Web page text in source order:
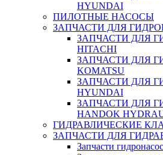
HYUNDAI
ПИЛОТНЫЕ НАСОСЫ
ЗАПЧАСТИ ДЛЯ
ЗАПЧАСТИ ДЛЯ
HITACHI
ЗАПЧАСТИ ДЛЯ
KOMATSU
ЗАПЧАСТИ ДЛЯ
HYUNDAI
ЗАПЧАСТИ ДЛЯ
HANDOK
ГИДРАВЛИЧЕСКИЕ
ЗАПЧАСТИ ДЛЯ
Запчасти